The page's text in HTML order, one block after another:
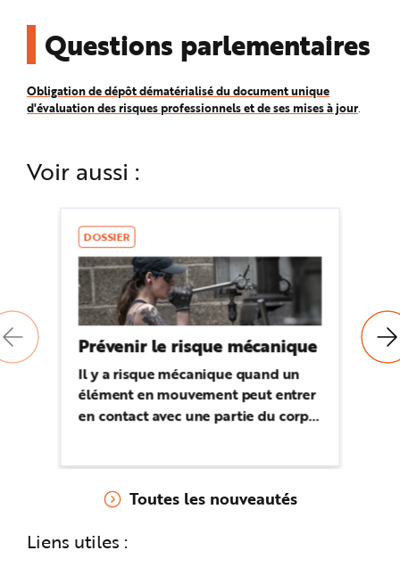
Questions parlementaires
Obligation de dépôt dématérialisé du document unique
d'évaluation des risques professionnels et de ses mises à jour.
Voir aussi :
DOSSIER
Prévenir le risque mécanique
Il y a risque mécanique quand un
élément en mouvement peut entrer
en contact avec une partie du corps
contact avec un élément matériel.
Toutes les nouveautés
Liens utiles :